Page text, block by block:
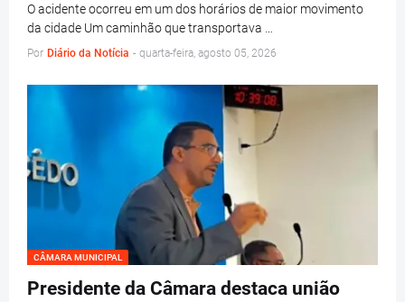
O acidente ocorreu em um dos horários de maior movimento
da cidade Um caminhão que transportava …
Por Diário da Notícia - quarta-feira, agosto 05, 2026
CÂMARA MUNICIPAL
Presidente da Câmara destaca união